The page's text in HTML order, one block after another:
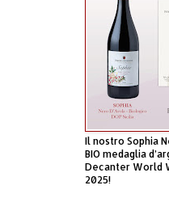
Il nostro Sophia
BIO medaglia
Decanter World
2025!